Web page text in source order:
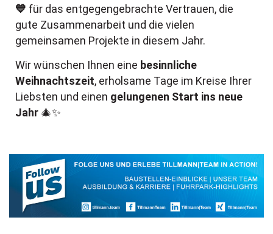
💙 für das entgegengebrachte Vertrauen, die
gute Zusammenarbeit und die vielen
gemeinsamen Projekte in diesem Jahr.
Wir wünschen Ihnen eine besinnliche
Weihnachtszeit, erholsame Tage im Kreise Ihrer
Liebsten und einen gelungenen Start ins neue
Jahr 🎄✨